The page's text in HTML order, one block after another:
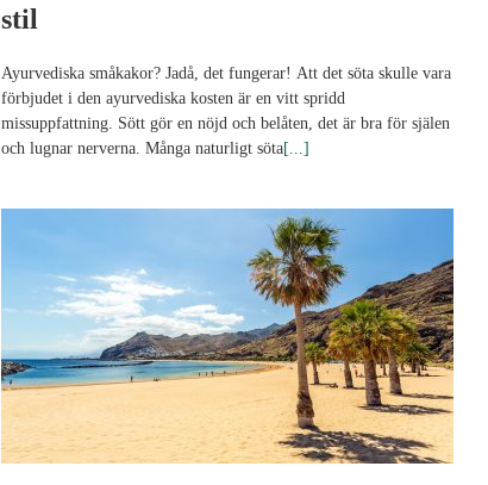
stil
Ayurvediska småkakor? Jadå, det fungerar! Att det söta skulle vara
förbjudet i den ayurvediska kosten är en vitt spridd
missuppfattning. Sött gör en nöjd och belåten, det är bra för själen
och lugnar nerverna. Många naturligt söta[...]